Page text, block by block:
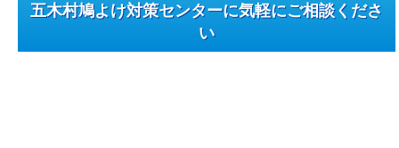
五木村鳩よけ対策センターに気軽にご相談くださ
い